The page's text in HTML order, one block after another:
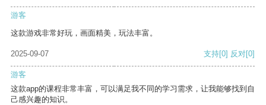
游客
这款游戏非常好玩，画面精美，玩法丰富。
2025-09-07 支持[0] 反对[0]
游客
这款app的课程非常丰富，可以满足我不同的学习需求，让我能够找到自
己感兴趣的知识。